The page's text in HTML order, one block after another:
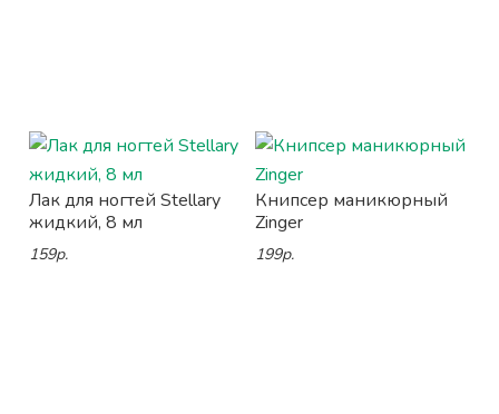
Лак для ногтей Stellary
жидкий, 8 мл
159р.
Книпсер маникюрный
Zinger
199р.